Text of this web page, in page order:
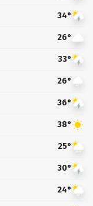
34°
26°
33°
26°
36°
38°
25°
30°
24°